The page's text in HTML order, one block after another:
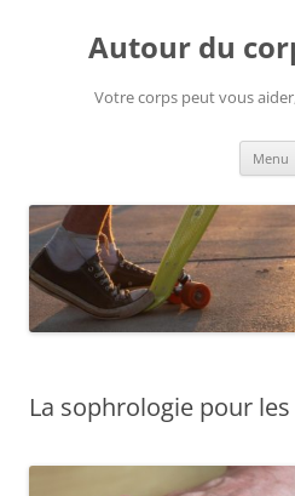
contenuAutour du
Votre corps peut vous
Menu
La sophrologie pour